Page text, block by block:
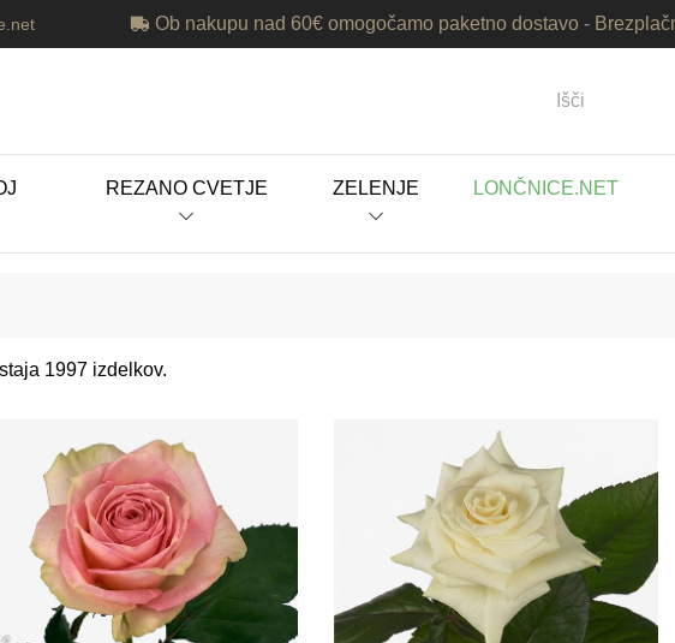
Ob nakupu nad 60€ omogočamo paketno dostavo -
REZANO CVETJE ZELENJE LONČNICE.NET
1997 izdelkov.